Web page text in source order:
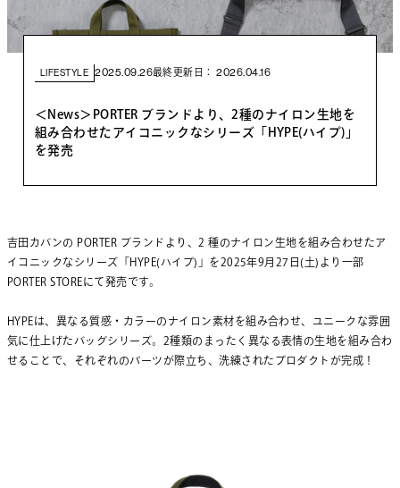
LIFESTYLE 2025.09.26最終更新日： 2026.04.16
＜News＞PORTER ブランドより、2種のナイロン生地を
組み合わせたアイコニックなシリーズ「HYPE(ハイプ)」
を発売
吉田カバンの PORTER ブランドより、2 種のナイロン生地を組み合わせたア
イコニックなシリーズ「HYPE(ハイプ)」を2025年9月27日(土)より一部
PORTER STOREにて発売です。
HYPEは、異なる質感・カラーのナイロン素材を組み合わせ、ユニークな雰囲
気に仕上げたバッグシリーズ。2種類のまったく異なる表情の生地を組み合わ
せることで、それぞれのパーツが際立ち、洗練されたプロダクトが完成！